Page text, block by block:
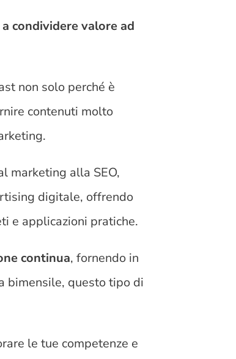
condividere valore ad
non solo perché è
contenuti molto
marketing alla SEO,
digitale, offrendo
e applicazioni pratiche.
continua, fornendo in
bimensile, questo tipo di
le tue competenze e